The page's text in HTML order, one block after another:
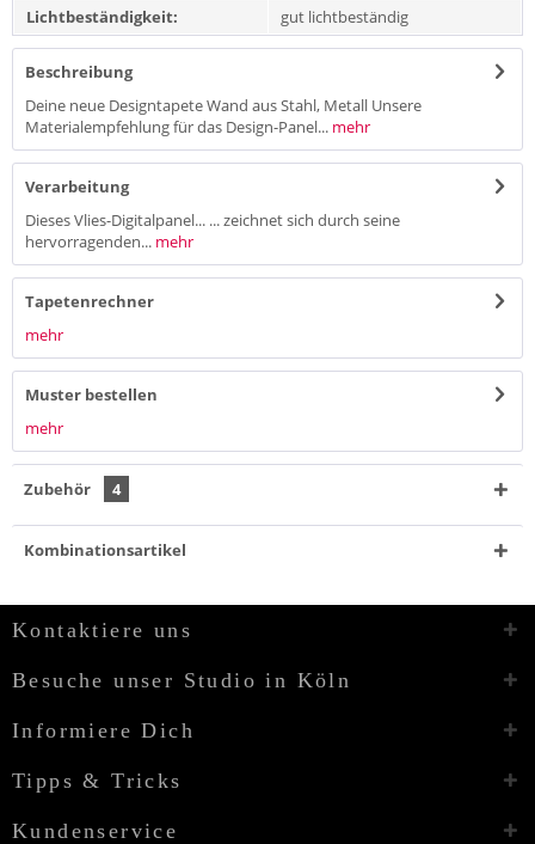
Lichtbeständigkeit:
gut lichtbeständig
Beschreibung
Deine neue Designtapete Wand aus Stahl, Metall Unsere
Materialempfehlung für das Design-Panel... mehr
Verarbeitung
Dieses Vlies-Digitalpanel... ... zeichnet sich durch seine
hervorragenden... mehr
Tapetenrechner
mehr
Muster bestellen
mehr
Zubehör 4
Kombinationsartikel
Kontaktiere uns
Besuche unser Studio in Köln
Informiere Dich
Tipps & Tricks
Kundenservice